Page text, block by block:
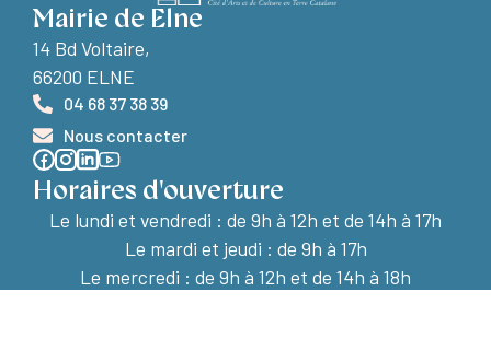
Mairie de Elne
14 Bd Voltaire,
66200 ELNE
04 68 37 38 39
Nous contacter
Horaires d'ouverture
Le lundi et vendredi : de 9h à 12h et de 14h à 17h
Le mardi et jeudi : de 9h à 17h
Le mercredi : de 9h à 12h et de 14h à 18h